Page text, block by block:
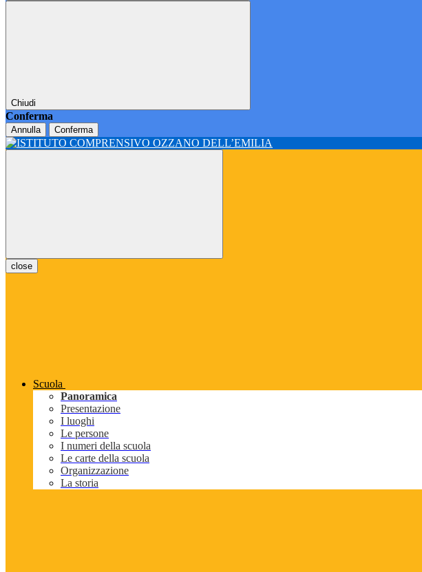
Chiudi
Conferma
Annulla Conferma
close
Scuola
Panoramica
Presentazione
I luoghi
Le persone
I numeri della scuola
Le carte della scuola
Organizzazione
La storia